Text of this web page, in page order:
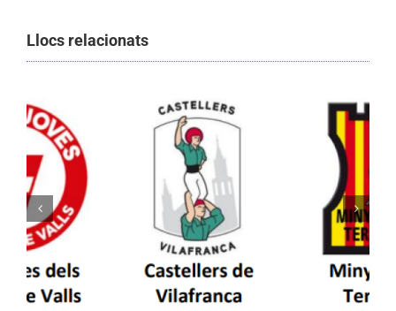
Llocs relacionats
Els Castellers de Vilafranca unieixen tradició i
patrimoni en un viatge de colla a la Vall
d’Aran i a la Vall de Boí